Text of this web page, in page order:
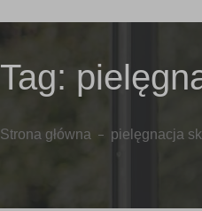
Tag:
Strona główna pielęgnacja